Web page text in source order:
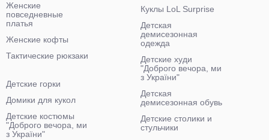
Женские
повседневные
платья
Женские кофты
Тактические рюкзаки
Куклы LoL Surprise
Детская
демисезонная
одежда
Детские худи
"Доброго вечора, ми
з України"
Детская
демисезонная обувь
Детские столики и
стульчики
Детские горки
Домики для кукол
Детские костюмы
"Доброго вечора, ми
з України"